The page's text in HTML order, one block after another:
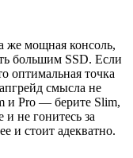
же мощная консоль,
большим SSD. Если
оптимальная точка
смысла не
и Pro — берите Slim,
не гонитесь за
и стоит адекватно.